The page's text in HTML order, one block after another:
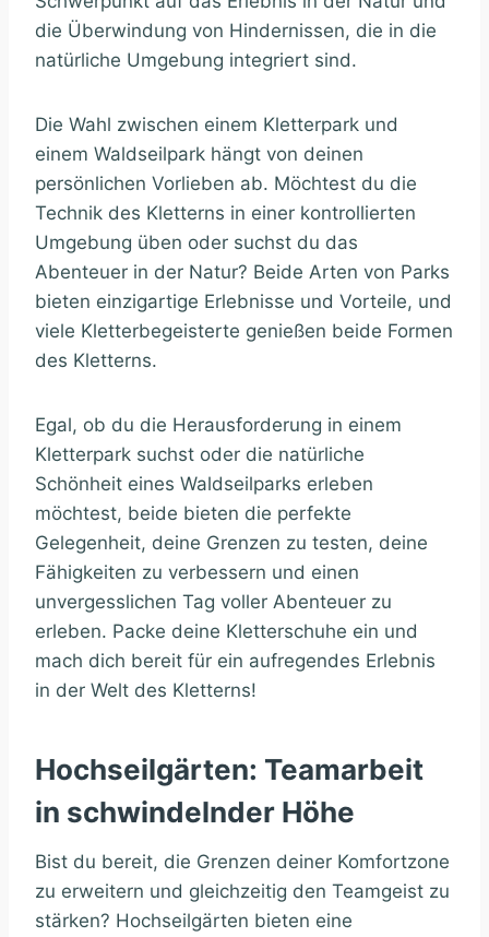
die Überwindung von Hindernissen, die in die
natürliche Umgebung integriert sind.
Die Wahl zwischen einem Kletterpark und
einem Waldseilpark hängt von deinen
persönlichen Vorlieben ab. Möchtest du die
Technik des Kletterns in einer kontrollierten
Umgebung üben oder suchst du das
Abenteuer in der Natur? Beide Arten von Parks
bieten einzigartige Erlebnisse und Vorteile, und
viele Kletterbegeisterte genießen beide Formen
des Kletterns.
Egal, ob du die Herausforderung in einem
Kletterpark suchst oder die natürliche
Schönheit eines Waldseilparks erleben
möchtest, beide bieten die perfekte
Gelegenheit, deine Grenzen zu testen, deine
Fähigkeiten zu verbessern und einen
unvergesslichen Tag voller Abenteuer zu
erleben. Packe deine Kletterschuhe ein und
mach dich bereit für ein aufregendes Erlebnis
in der Welt des Kletterns!
Hochseilgärten: Teamarbeit
in schwindelnder Höhe
Bist du bereit, die Grenzen deiner Komfortzone
zu erweitern und gleichzeitig den Teamgeist zu
stärken? Hochseilgärten bieten eine